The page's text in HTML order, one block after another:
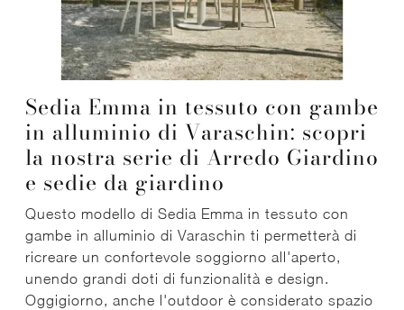
Sedia Emma in tessuto con gambe
in alluminio di Varaschin: scopri
la nostra serie di Arredo Giardino
e sedie da giardino
Questo modello di Sedia Emma in tessuto con
gambe in alluminio di Varaschin ti permetterà di
ricreare un confortevole soggiorno all'aperto,
unendo grandi doti di funzionalità e design.
Oggigiorno, anche l'outdoor è considerato spazio